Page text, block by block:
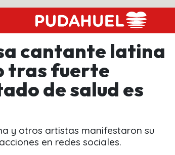
cantante latina
tras fuerte
de salud es
y otros artistas manifestaron su
en redes sociales.